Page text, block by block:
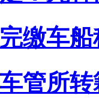
缴车船
管所